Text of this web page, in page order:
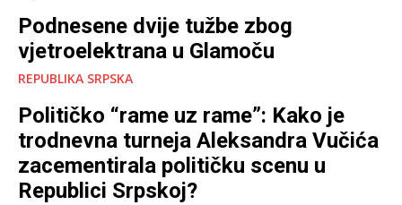
Podnesene dvije tužbe zbog
vjetroelektrana u Glamoču
REPUBLIKA SRPSKA
Političko “rame uz rame”: Kako je
trodnevna turneja Aleksandra Vučića
zacementirala političku scenu u
Republici Srpskoj?